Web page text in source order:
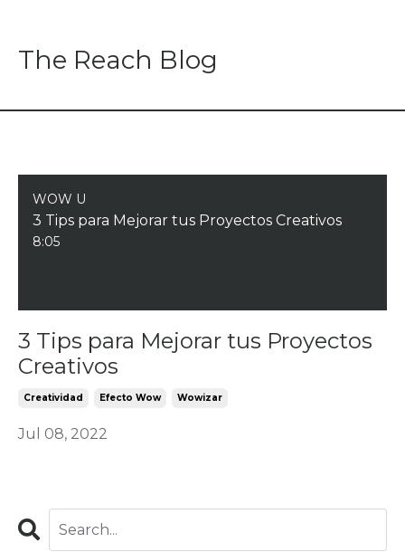
The Reach Blog
WOW U
3 Tips para Mejorar tus Proyectos Creativos
8:05
3 Tips para Mejorar tus Proyectos
Creativos
Creatividad Efecto Wow Wowizar
Jul 08, 2022